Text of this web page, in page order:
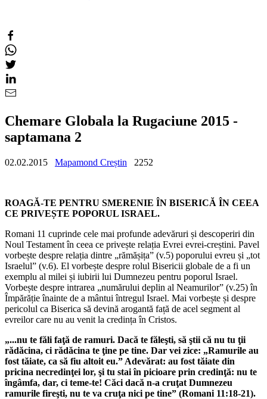
Chemare Globala la Rugaciune 2015 -
saptamana 2
02.02.2015 Mapamond Creștin 2252
ROAGĂ-TE PENTRU SMERENIE ÎN BISERICĂ ÎN CEEA
CE PRIVEȘTE POPORUL ISRAEL.
Romani 11 cuprinde cele mai profunde adevăruri și descoperiri din
Noul Testament în ceea ce privește relația Evrei evrei-creștini. Pavel
vorbește despre relația dintre „rămășița” (v.5) poporului evreu și „tot
Israelul” (v.6). El vorbește despre rolul Bisericii globale de a fi un
exemplu al milei și iubirii lui Dumnezeu pentru poporul Israel.
Vorbește despre intrarea „numărului deplin al Neamurilor” (v.25) în
Împărăție înainte de a mântui întregul Israel. Mai vorbește și despre
pericolul ca Biserica să devină arogantă față de acel segment al
evreilor care nu au venit la credința în Cristos.
„...nu te făli faţă de ramuri. Dacă te făleşti, să ştii că nu tu ţii
rădăcina, ci rădăcina te ţine pe tine. Dar vei zice: „Ramurile au
fost tăiate, ca să fiu altoit eu.” Adevărat: au fost tăiate din
pricina necredinţei lor, şi tu stai în picioare prin credinţă: nu te
îngâmfa, dar, ci teme-te! Căci dacă n-a cruţat Dumnezeu
ramurile fireşti, nu te va cruţa nici pe tine” (Romani 11:18-21).